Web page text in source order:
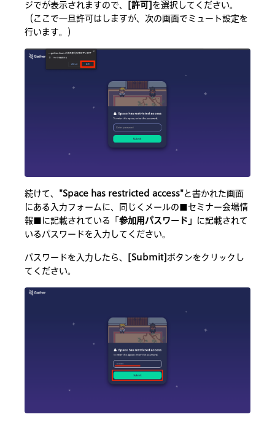
ジでが表示されますので、
[許可] を選択してください。
（ここで一旦許可はしますが、次の画面でミュート設定を
行います。）
続けて、 "Space has restricted access"と書かれた画面
にある入力フォームに、同じくメールの■セミナー会場情
報■に記載されている「 参加用パスワード」
に記載されて
いるパスワードを入力してください。
パスワードを入力したら、 [Submit] ボタンをクリックし
てください。